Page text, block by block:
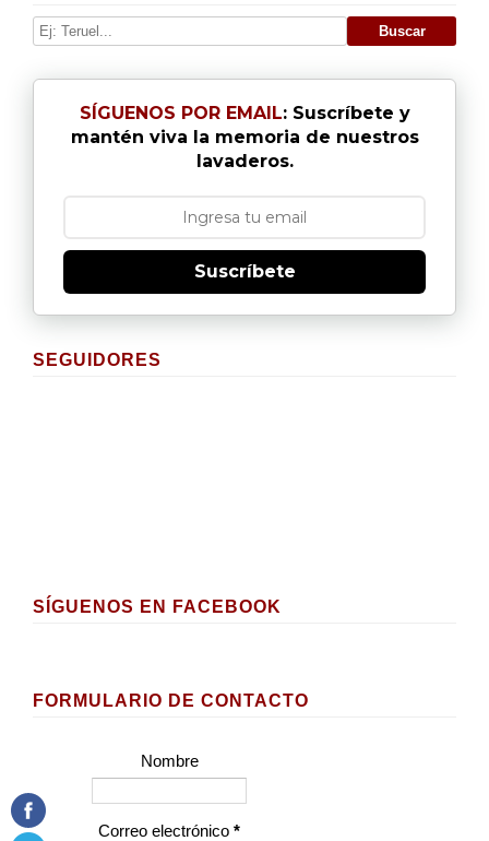
SÍGUENOS POR EMAIL: Suscríbete y
mantén viva la memoria de nuestros
lavaderos.
Suscríbete
SEGUIDORES
SÍGUENOS EN FACEBOOK
FORMULARIO DE CONTACTO
Nombre
Correo electrónico *